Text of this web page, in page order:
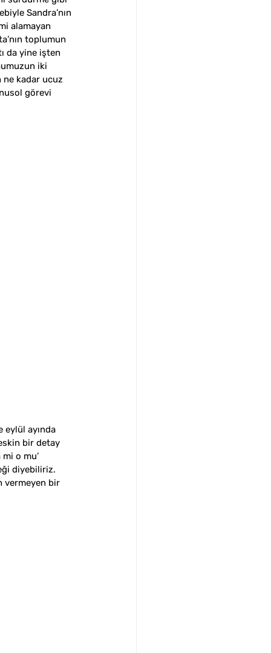
Sandra’nın
alamayan
toplumun
da yine işten
iki
ne kadar ucuz
görevi
eylül ayında
bir detay
o mu’
diyebiliriz.
vermeyen bir